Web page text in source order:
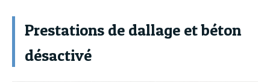
Prestations de dallage et béton
désactivé